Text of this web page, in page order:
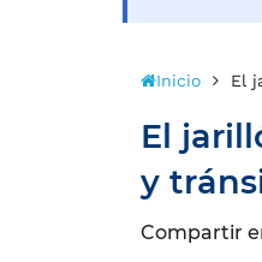
Inicio El
El
y
Compartir